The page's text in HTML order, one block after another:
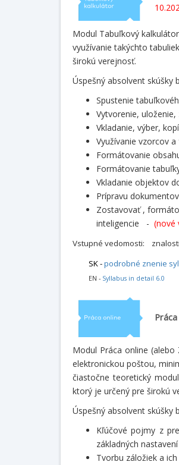
Modul Tabuľkový
využívanie takýchto
širokú verejnosť.
Úspešný absolvent skúšky
Spustenie
Vytvorenie,
Vkladanie, výber,
Využívanie vzorcov
Formátovanie
Formátovanie
Vkladanie objektov
Prípravu
Zostavovať ,
inteligencie - (nové
Vstupné vedomosti:
SK -podrobné znenie
EN - Syllabus in detail 6.0
Modul Práca online
elektronickou poštou,
čiastočne teoretický
ktorý je určený pre širokú
Úspešný absolvent skúšky
Kľúčové pojmy z
základných nastavení
Tvorbu záložiek a